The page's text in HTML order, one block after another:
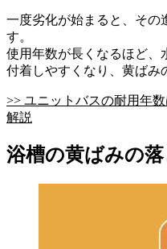
一度劣化が始まると、その
す。
使用年数が長くなるほど、
付着しやすくなり、黄ばみ
>> ユニットバスの耐用年
解説
浴槽の黄ばみの